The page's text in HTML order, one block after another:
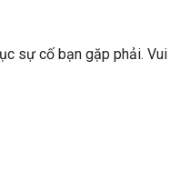
sự cố bạn gặp phải.